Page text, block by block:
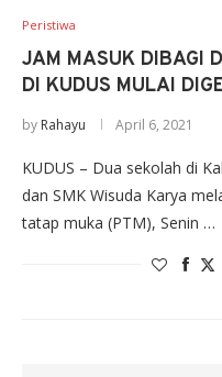
Peristiwa
JAM MASUK DIBAGI
DI KUDUS MULAI
by Rahayu April 6, 2021
KUDUS – Dua sekolah di
dan SMK Wisuda Karya
tatap muka (PTM), Senin …